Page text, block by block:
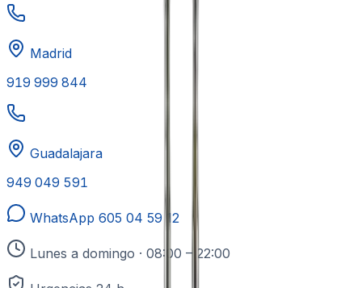
Madrid
919 999 844
Guadalajara
949 049 591
WhatsApp 605 04 59 12
Lunes a domingo · 08:00 – 22:00